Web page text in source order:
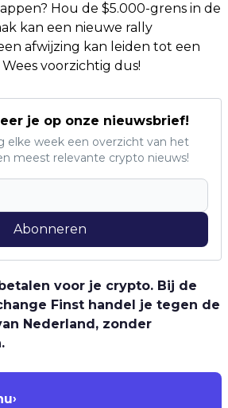
Hou de $5.000-grens in de
kan een nieuwe rally
afwijzing kan leiden tot een
voorzichtig dus!
je op onze nieuwsbrief!
elke week een overzicht van het
meest relevante crypto nieuws!
Abonneren
voor je crypto. Bij de
Finst handel je tegen de
Nederland, zonder
›